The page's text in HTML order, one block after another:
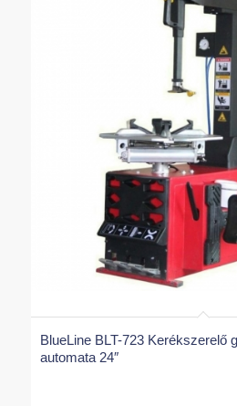
BlueLine BLT-723 Kerékszerelő
automata 24″